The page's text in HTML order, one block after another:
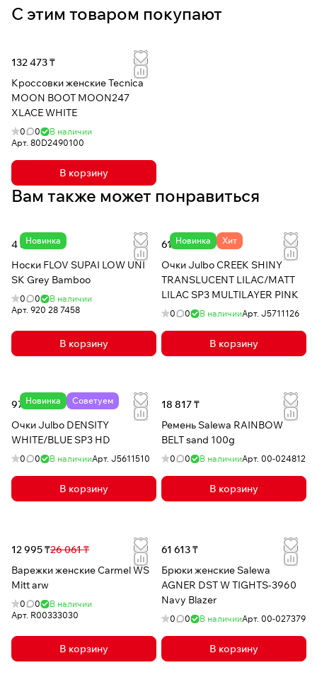
С этим товаром покупают
132 473 ₸
Кроссовки женские Tecnica
MOON BOOT MOON247
XLACE WHITE
0 0
В наличии
Арт. 80D2490100
В корзину
Вам также может понравиться
Новинка
4 301 ₸
Носки FLOV SUPAI LOW UNI
SK Grey Bamboo
0 0
В наличии
Арт. 920 28 7458
В корзину
Новинка Хит
61 129 ₸
Очки Julbo CREEK SHINY
TRANSLUCENT LILAC/MATT
LILAC SP3 MULTILAYER PINK
0 0 В наличииАрт. J5711126
В корзину
Новинка Советуем
97 796 ₸
Очки Julbo DENSITY
WHITE/BLUE SP3 HD
0 0 В наличииАрт. J5611510
В корзину
18 817 ₸
Ремень Salewa RAINBOW
BELT sand 100g
0 0 В наличииАрт. 00-024812
В корзину
12 995 ₸26 061 ₸
Варежки женские Carmel WS
Mitt arw
0 0
В наличии
Арт. R00333030
В корзину
61 613 ₸
Брюки женские Salewa
AGNER DST W TIGHTS-3960
Navy Blazer
0 0 В наличииАрт. 00-027379
В корзину